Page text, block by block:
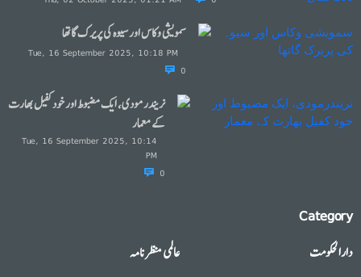
سمویشی وکاس اور سیوہ کی پریرک گاتھا
Tue, 16 September 2025, 10:18 PM
0
نریندرمودی، ایک مضبوط اور خود کفیل بھارت
کے معمار
Tue, 16 September 2025, 10:14
PM
0
Category
دارالحکومت
عالمی منظرنامہ